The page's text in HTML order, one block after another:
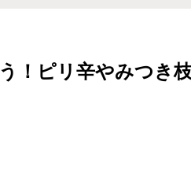
！ピリ辛やみつき